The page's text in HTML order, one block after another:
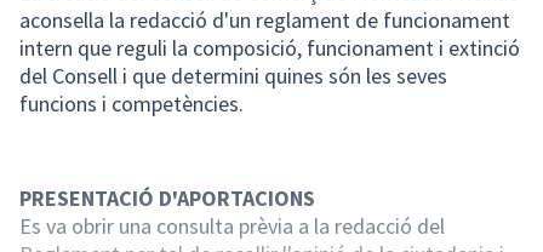
aconsella la redacció d'un reglament de funcionament
intern que reguli la composició, funcionament i extinció
del Consell i que determini quines són les seves
funcions i competències.
PRESENTACIÓ D'APORTACIONS
Es va obrir una consulta prèvia a la redacció del